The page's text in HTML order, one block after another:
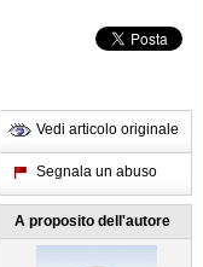
Vedi articolo originale
Segnala un abuso
A proposito dell'autore